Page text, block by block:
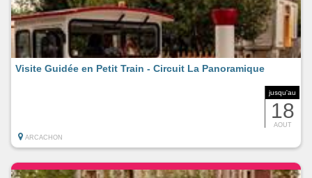
jusqu'au
18
AOUT
Visite Guidée en Petit Train - Circuit La Panoramique
ARCACHON